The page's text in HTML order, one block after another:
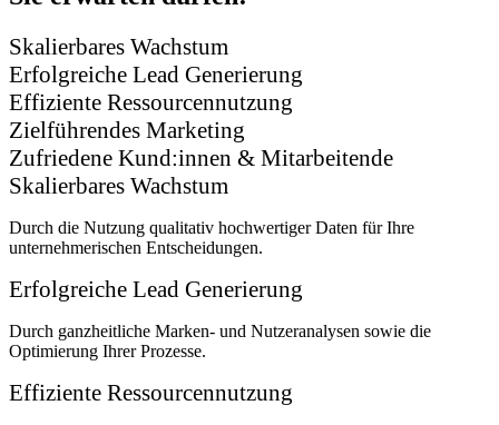
Skalierbares Wachstum
Erfolgreiche Lead Generierung
Effiziente Ressourcennutzung
Zielführendes Marketing
Zufriedene Kund:innen & Mitarbeitende
Skalierbares Wachstum​
Durch die Nutzung qualitativ hochwertiger Daten für Ihre
unternehmerischen Entscheidungen.
Erfolgreiche Lead Generierung
Durch ganzheitliche Marken- und Nutzeranalysen sowie die
Optimierung Ihrer Prozesse.
Effiziente Ressourcennutzung